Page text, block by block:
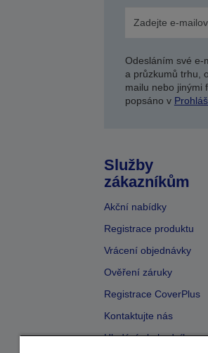
Odesláním své e-
a průzkumů trhu,
mailu nebo jinými
popsáno v
Služby
zákazníkům
Akční nabídky
Registrace produktu
Vrácení objednávky
Ověření záruky
Registrace CoverPlus
Kontaktujte nás
Hledání obchodníka